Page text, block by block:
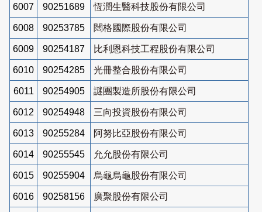
6007 90251689 恆潤生醫科技股份有限公司
6008 90253785 闊格國際股份有限公司
6009 90254187 比利恩科技工程股份有限公司
6010 90254285 光冊整合股份有限公司
6011 90254905 謎團製造所股份有限公司
6012 90254948 三向投資股份有限公司
6013 90255284 阿努比亞股份有限公司
6014 90255545 允允股份有限公司
6015 90255904 烏龜烏龜股份有限公司
6016 90258156 廣聚股份有限公司